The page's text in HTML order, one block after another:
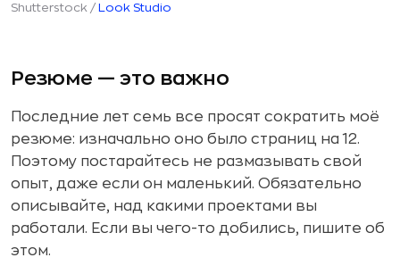
Shutterstock /Look Studio
Резюме — это важно
Последние лет семь все просят сократить моё
резюме: изначально оно было страниц на 12.
Поэтому постарайтесь не размазывать свой
опыт, даже если он маленький. Обязательно
описывайте, над какими проектами вы
работали. Если вы чего-то добились, пишите об
этом.